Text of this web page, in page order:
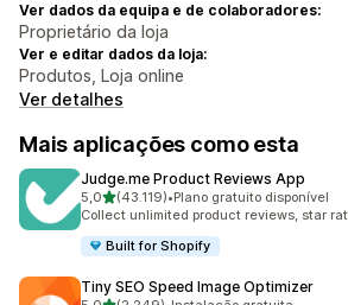
Ver dados da equipa e de colaboradores:
Proprietário da loja
Ver e editar dados da loja:
Produtos, Loja online
Ver detalhes
Mais aplicações como esta
Judge.me Product Reviews App
5,0de 5 estrelas
(43.119)
43119 total de avaliações
•Plano gratuito disponível
Collect unlimited product reviews, star
Built for Shopify
Tiny SEO Speed Image Optimizer